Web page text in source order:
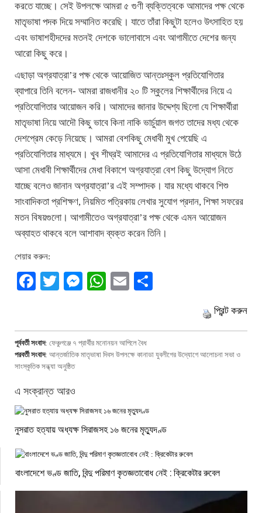
করতে যাচ্ছে। সেই উপলক্ষে আমরা ৫ গুণী ব্যক্তিত্বকে আমাদের পক্ষ থেকে
মাতৃভাষা পদক দিয়ে সম্মানিত করেছি। যাতে তাঁরা কিছুটা হলেও উৎসাহিত হয়
এবং ভাষাশহীদদের মতনই দেশকে ভালোবাসে এবং আগামীতে দেশের জন্য
আরো কিছু করে।
এছাড়া অগ্রযাত্রা’র পক্ষ থেকে আয়োজিত আন্তঃস্কুল প্রতিযোগিতার
ব্যাপারে তিনি বলেন- আমরা রাজধানীর ২০ টি স্কুলের শিক্ষার্থীদের নিয়ে এ
প্রতিযোগিতার আয়োজন করি। আমাদের জানার উদ্দেশ্য ছিলো যে শিক্ষার্থীরা
মাতৃভাষা নিয়ে আদৌ কিছু ভাবে কিনা নাকি ভার্চুয়াল জগত তাদের মধ্য থেকে
দেশপ্রেম কেড়ে নিয়েছে। আমরা বেশকিছু মেধাবী মুখ পেয়েছি এ
প্রতিযোগিতার মাধ্যমে। খুব শীঘ্রই আমাদের এ প্রতিযোগিতার মাধ্যমে উঠে
আসা মেধাবী শিক্ষার্থীদের মেধা বিকাশে অগ্রযাত্রা বেশ কিছু উদ্যোগ নিতে
যাচ্ছে বলেও জানান অগ্রযাত্রা’র এই সম্পাদক। যার মধ্যে থাকবে শিশু
সাংবাদিকতা প্রশিক্ষণ, নিয়মিত পত্রিকায় লেখার সুযোগ প্রদান, শিক্ষা সফরের
মতন বিষয়গুলো। আগামীতেও অগ্রযাত্রা’র পক্ষ থেকে এমন আয়োজন
অব্যাহত থাকবে বলে আশাবাদ ব্যক্ত করেন তিনি।
শেয়ার করুন:
Facebook
TwitterMessenger
WhatsApp
Email
প্রিন্ট করুন
পূর্ববর্তী সংবাদ: ফেঞ্চুগঞ্জে ৭ প্রার্থীর মনোনয়ন আপিলে বৈধ
পরবর্তী সংবাদ: আন্তর্জাতিক মাতৃভাষা দিবস উপলক্ষে কানাডা যুবলীগের উদ্যোগে আলোচনা সভা ও
সাংস্কৃতিক সন্ধ্যা অনুষ্ঠিত
এ সংক্রান্ত আরও
নুসরাত হত্যায় অধ্যক্ষ সিরাজসহ ১৬ জনের মৃত্যুদণ্ড
বাংলাদেশে ভণ্ড জাতি, বিন্দু পরিমাণ কৃতজ্ঞতাবোধ নেই : ক্রিকেটার রুবেল